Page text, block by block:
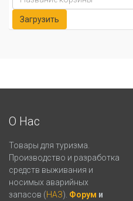
О Нас
Товары для туризма.
Производство и разработка
средств выживания и
носимых аварийных
запасов (НАЗ). Форум и